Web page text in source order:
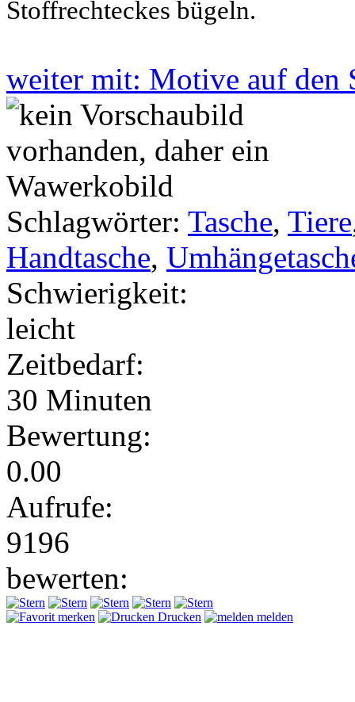
Stoffrechteckes bügeln.
weiter mit: Motive auf
Schlagwörter: Tasche, Tiere
Handtasche,
Schwierigkeit:
leicht
Zeitbedarf:
30 Minuten
Bewertung:
0.00
Aufrufe:
9196
bewerten:
merken Drucken melden